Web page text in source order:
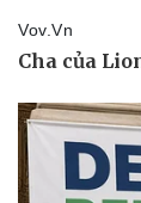
Khởi nghiệp